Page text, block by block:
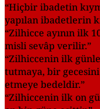
“Hiçbir ibadetin
yapılan ibadetlerin
“Zilhicce ayının ilk
misli sevâp verilir.”
“Zilhiccenin ilk
tutmaya, bir
etmeye bedeldir.”
“Zilhiccenin ilk on